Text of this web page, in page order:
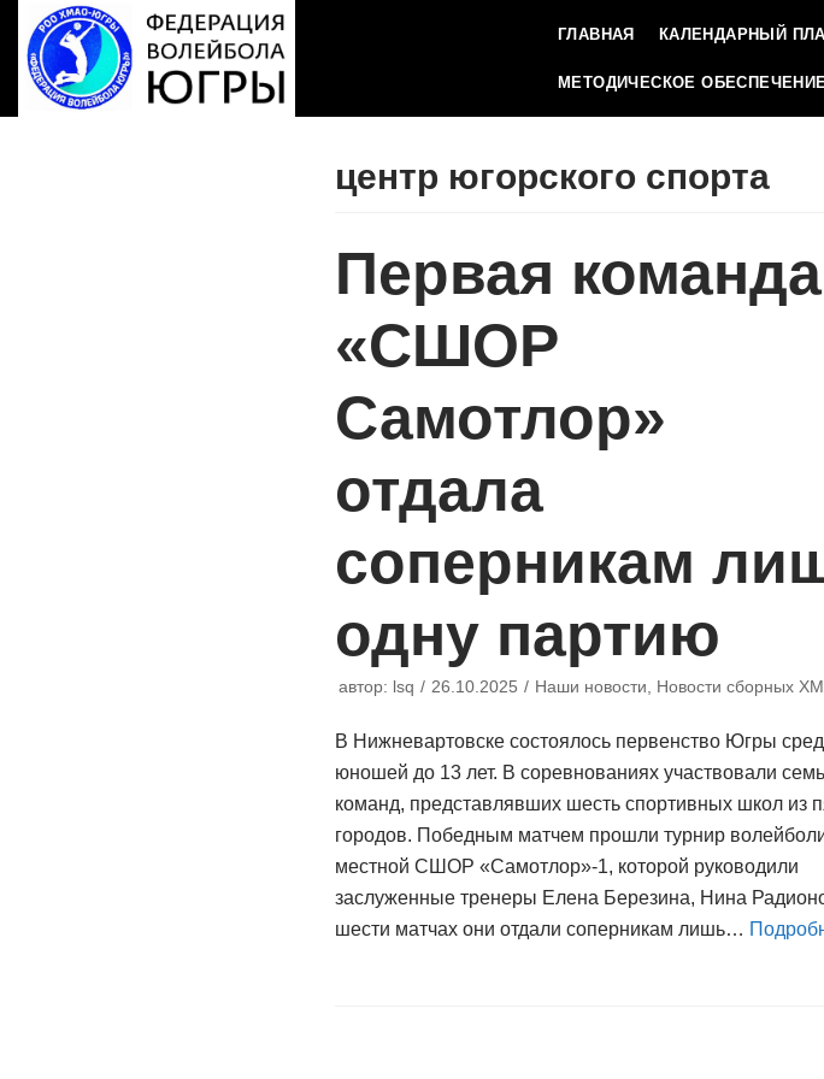
Перейти
к
содержимому
ГЛАВНАЯ КАЛЕНДАРНЫЙ
МЕТОДИЧЕСКОЕ ОБЕСПЕЧЕНИЕ
центр югорского спорта
Первая команда
«СШОР
Самотлор»
отдала
соперникам
одну партию
автор: lsq 26.10.2025 Наши новости, Новости сборных
В Нижневартовске состоялось первенство Югры
юношей до 13 лет. В соревнованиях участвовали семь
команд, представлявших шесть спортивных школ из
городов. Победным матчем прошли турнир
местной СШОР «Самотлор»-1, которой руководили
заслуженные тренеры Елена Березина, Нина
шести матчах они отдали соперникам лишь…